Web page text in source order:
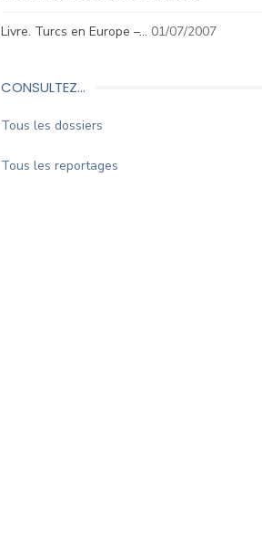
Livre. Turcs en Europe –… 01/07/2007
CONSULTEZ…
Tous les dossiers
Tous les reportages